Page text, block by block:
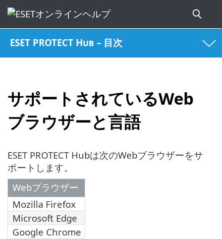
ESET PROTECT Hub – 目次
サポートされているWeb
ブラウザーと言語
ESET PROTECT Hubは次のWebブラウザーをサ
ポートします。
Webブラウザー
Mozilla Firefox
Microsoft Edge
Google Chrome